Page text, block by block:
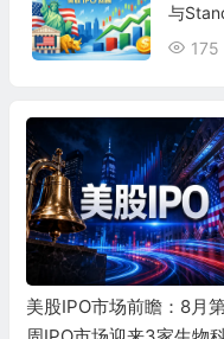
与
175
美股IPO市场前瞻：8月